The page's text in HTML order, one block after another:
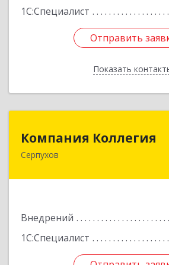
1С:Специалист
Отправить
Показать
Отправить
Назад
Компания Коллегия
Серпухов
Внедрений
1С:Специалист
142211, Московская обл,